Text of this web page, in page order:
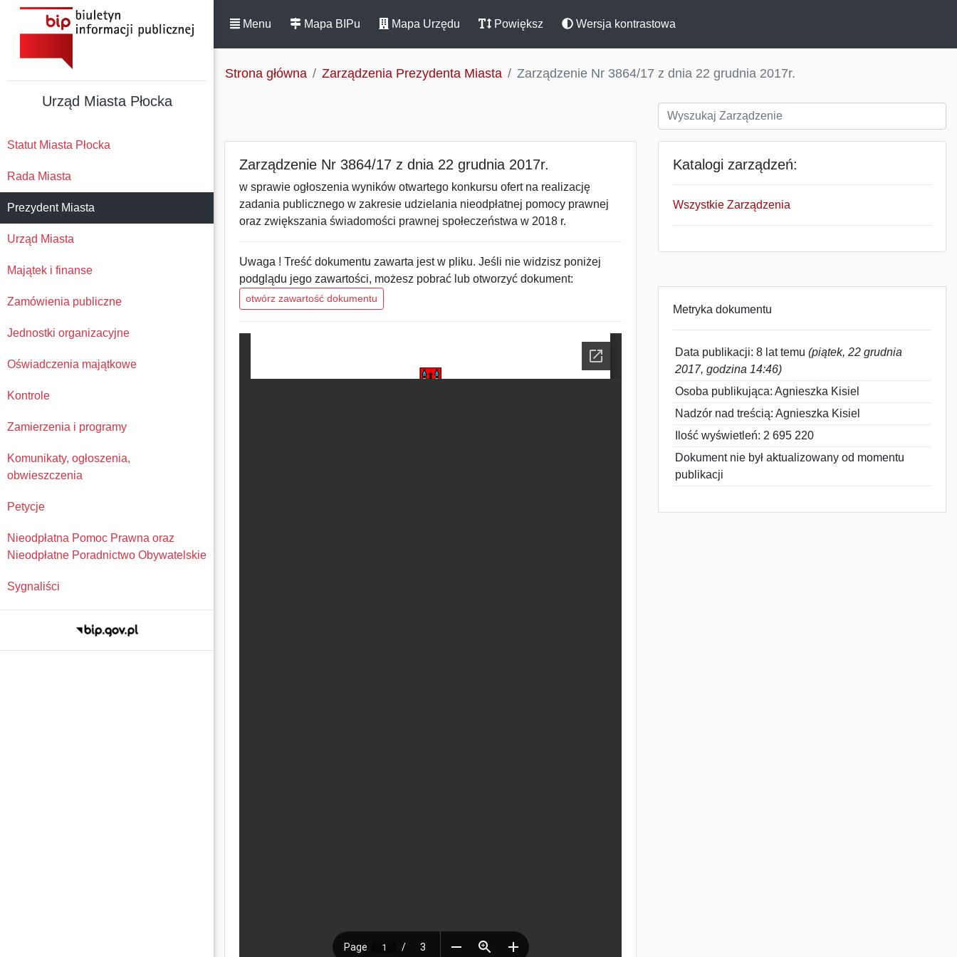
Urząd Miasta Płocka
Statut Miasta Płocka
Rada Miasta
Prezydent Miasta
Urząd Miasta
Majątek i finanse
Zamówienia publiczne
Jednostki organizacyjne
Oświadczenia majątkowe
Kontrole
Zamierzenia i programy
Komunikaty, ogłoszenia,
obwieszczenia
Petycje
Nieodpłatna Pomoc Prawna oraz
Nieodpłatne Poradnictwo Obywatelskie
Sygnaliści
Menu Mapa BIPu Mapa Urzędu Powiększ Wersja kontrastowa
Strona główna Zarządzenia Prezydenta Miasta Zarządzenie Nr 3864/17 z dnia 22 grudnia 2017r.
Zarządzenie Nr 3864/17 z dnia 22 grudnia 2017r.
w sprawie ogłoszenia wyników otwartego konkursu ofert na realizację
zadania publicznego w zakresie udzielania nieodpłatnej pomocy prawnej
oraz zwiększania świadomości prawnej społeczeństwa w 2018 r.
Uwaga ! Treść dokumentu zawarta jest w pliku. Jeśli nie widzisz poniżej
podglądu jego zawartości, możesz pobrać lub otworzyć dokument:
otwórz zawartość dokumentu
Katalogi zarządzeń:
Wszystkie Zarządzenia
Metryka dokumentu
Data publikacji: 8 lat temu (piątek, 22 grudnia
2017, godzina 14:46)
Osoba publikująca: Agnieszka Kisiel
Nadzór nad treścią: Agnieszka Kisiel
Ilość wyświetleń: 2 695 220
Dokument nie był aktualizowany od momentu
publikacji